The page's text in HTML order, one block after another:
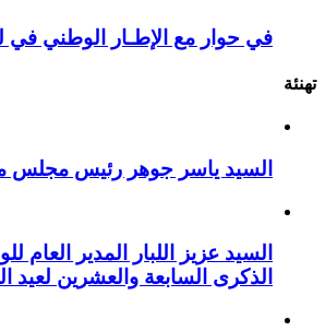
في حوار مع الإطـار الوطني في
تهنئة
السيد ياسر جوهر رئيس مجلس مقاطعة
السيد عزيز اللبار المدير
الذكرى السابعة والعشرين لعيد